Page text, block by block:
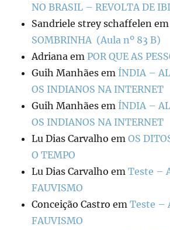
NO BRASIL – REVOLTA DE
Sandriele strey schaffelen em
SOMBRINHA (Aula nº 83 B)
Adriana em POR QUE AS
Guih Manhães em ÍNDIA –
OS INDIANOS NA INTERNET
Guih Manhães em ÍNDIA –
OS INDIANOS NA INTERNET
Lu Dias Carvalho emOS
O TEMPO
Lu Dias Carvalho emTeste –
FAUVISMO
Conceição Castro emTeste –
FAUVISMO